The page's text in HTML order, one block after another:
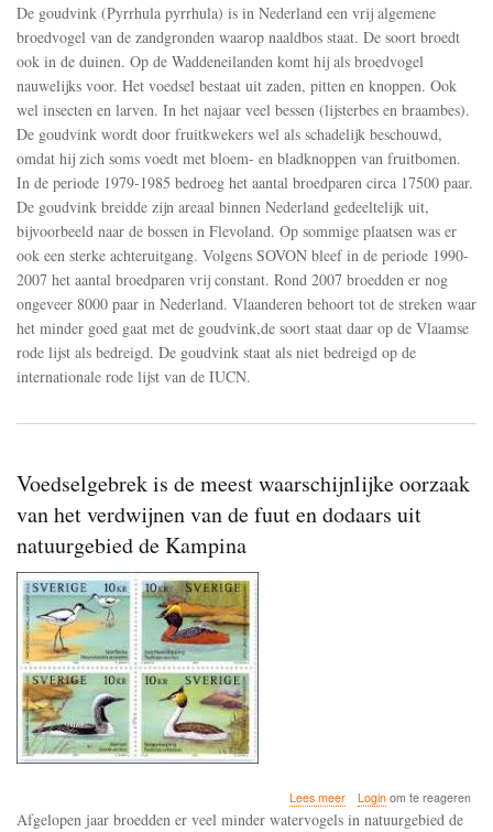
goudvink
weet
zich
redelijk
te
handhaven
als
broedvogel
in
Nederland
De goudvink (Pyrrhula pyrrhula) is in Nederland een vrij algemene
broedvogel van de zandgronden waarop naaldbos staat. De soort broedt
ook in de duinen. Op de Waddeneilanden komt hij als broedvogel
nauwelijks voor. Het voedsel bestaat uit zaden, pitten en knoppen. Ook
wel insecten en larven. In het najaar veel bessen (lijsterbes en braambes).
De goudvink wordt door fruitkwekers wel als schadelijk beschouwd,
omdat hij zich soms voedt met bloem- en bladknoppen van fruitbomen.
In de periode 1979-1985 bedroeg het aantal broedparen circa 17500 paar.
De goudvink breidde zijn areaal binnen Nederland gedeeltelijk uit,
bijvoorbeeld naar de bossen in Flevoland. Op sommige plaatsen was er
ook een sterke achteruitgang. Volgens SOVON bleef in de periode 1990-
2007 het aantal broedparen vrij constant. Rond 2007 broedden er nog
ongeveer 8000 paar in Nederland. Vlaanderen behoort tot de streken waar
het minder goed gaat met de goudvink,de soort staat daar op de Vlaamse
rode lijst als bedreigd. De goudvink staat als niet bedreigd op de
internationale rode lijst van de IUCN.
Voedselgebrek is de meest waarschijnlijke oorzaak
van het verdwijnen van de fuut en dodaars uit
natuurgebied de Kampina
Lees meerover
Voedselgebrek
Loginom te reageren
Afgelopen jaar broedden er veel minder watervogels in natuurgebied de